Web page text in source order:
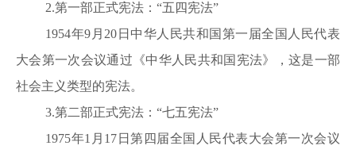
2.第一部正式宪法：“五四宪法”
1954年9月20日中华人民共和国第一届全国人民代表
大会第一次会议通过《中华人民共和国宪法》，这是一部
社会主义类型的宪法。
3.第二部正式宪法：“七五宪法”
1975年1月17日第四届全国人民代表大会第一次会议